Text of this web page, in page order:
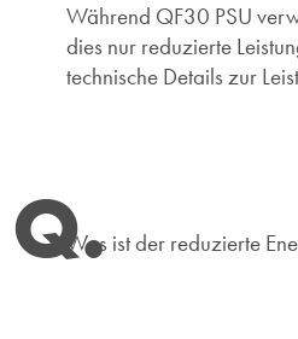
Während QF30 PSU
dies nur reduzierte
technische Details zur
Q.Was ist der reduzierte